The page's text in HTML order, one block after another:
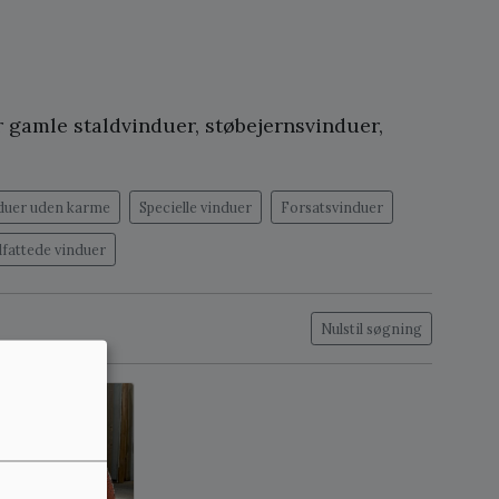
staldvinduer, støbejernsvinduer,
uden karme Specielle vinduer Forsatsvinduer
vinduer
Nulstil søgning
lager: 8